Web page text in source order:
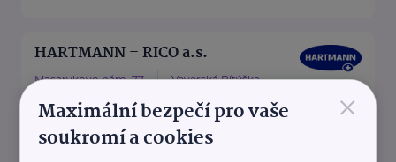
HARTMANN – RICO a.s.
Masarykovo nám. 77 Veverská Bítýška
×
Maximální bezpečí pro vaše
soukromí a cookies